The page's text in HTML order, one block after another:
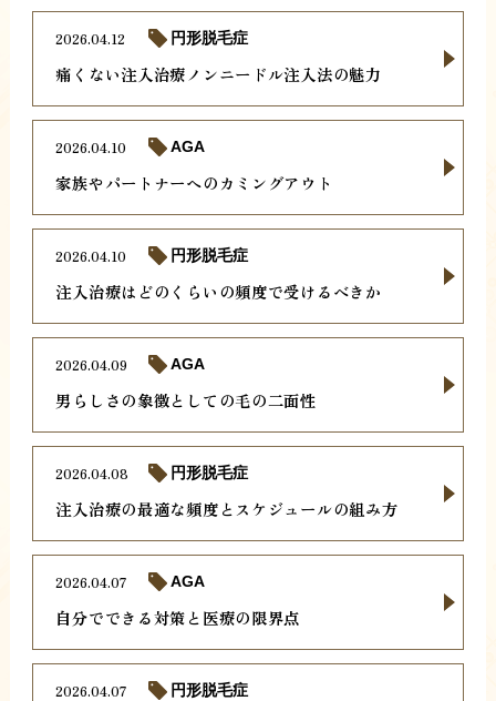
痛くない注入治療ノンニードル注入法の魅力
2026.04.12 円形脱毛症
家族やパートナーへのカミングアウト
2026.04.10 AGA
注入治療はどのくらいの頻度で受けるべきか
2026.04.10 円形脱毛症
男らしさの象徴としての毛の二面性
2026.04.09 AGA
注入治療の最適な頻度とスケジュールの組み方
2026.04.08 円形脱毛症
自分でできる対策と医療の限界点
2026.04.07 AGA
2026.04.07 円形脱毛症